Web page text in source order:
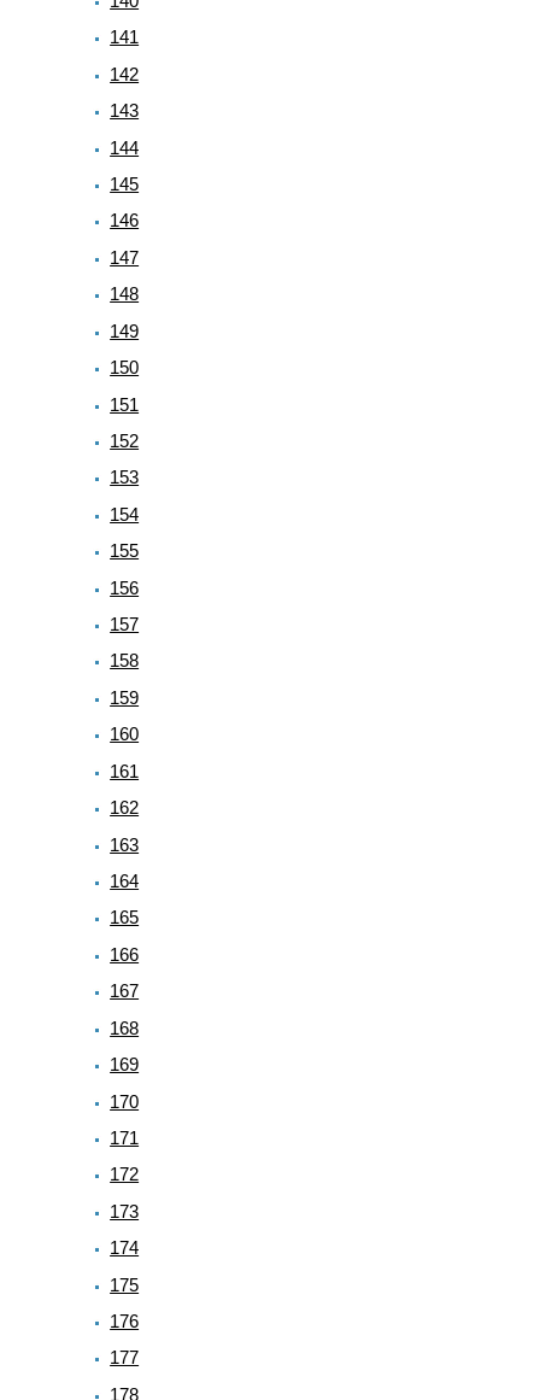
141
142
143
144
145
146
147
148
149
150
151
152
153
154
155
156
157
158
159
160
161
162
163
164
165
166
167
168
169
170
171
172
173
174
175
176
177
178